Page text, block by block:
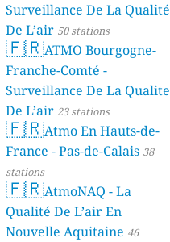
Surveillance De La Qualité
De L’air 50 stations
🇫🇷ATMO Bourgogne-
Franche-Comté -
Surveillance De La Qualite
De L’air 23 stations
🇫🇷Atmo En Hauts-de-
France - Pas-de-Calais 38
stations
🇫🇷AtmoNAQ - La
Qualité De L’air En
Nouvelle Aquitaine 46